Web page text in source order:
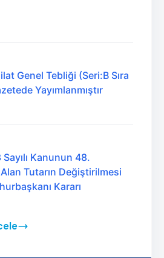
Genel Tebliği (Seri:B Sıra
Yayımlanmıştır
Kanunun 48.
Tutarın Değiştirilmesi
Kararı